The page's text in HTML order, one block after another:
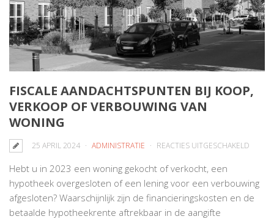
FISCALE AANDACHTSPUNTEN BIJ KOOP,
VERKOOP OF VERBOUWING VAN
WONING
25 APRIL 2024 ADMINISTRATIE REACTIES UITGESCHAKELD
BIJ
KOOP,
Hebt u in 2023 een woning gekocht of verkocht, een
hypotheek overgesloten of een lening voor een verbouwing
afgesloten? Waarschijnlijk zijn de financieringskosten en de
betaalde hypotheekrente aftrekbaar in de aangifte